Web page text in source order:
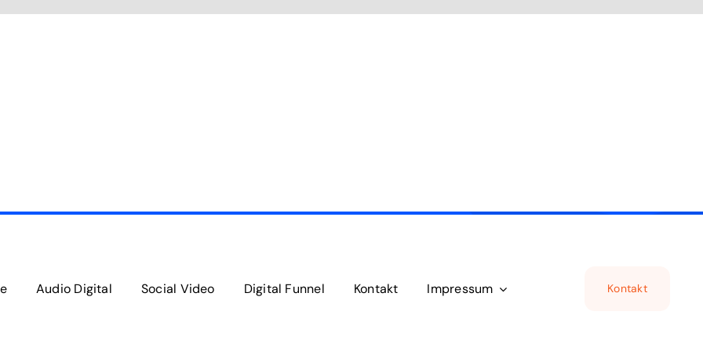
Audio Digital Social Video Digital Funnel Kontakt Impressum Kontakt